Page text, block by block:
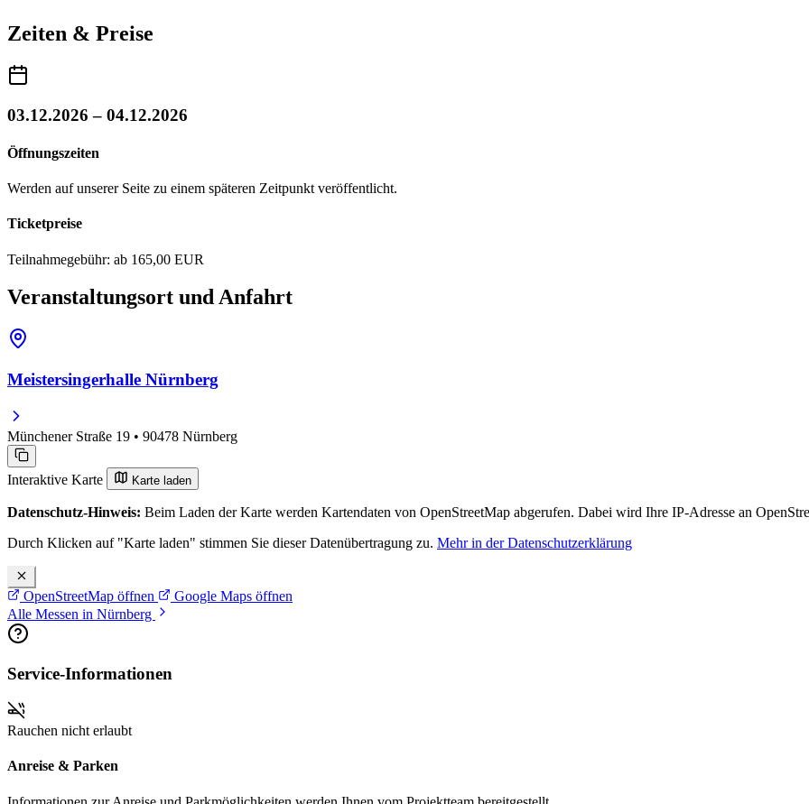
Zeiten & Preise
03.12.2026 – 04.12.2026
Öffnungszeiten
Werden auf unserer Seite zu einem späteren Zeitpunkt veröffentlicht.
Ticketpreise
Teilnahmegebühr: ab 165,00 EUR
Veranstaltungsort und Anfahrt
Meistersingerhalle Nürnberg
Münchener Straße 19 • 90478 Nürnberg
Interaktive Karte Karte laden
Datenschutz-Hinweis: Beim Laden der Karte werden Kartendaten von OpenStreetMap abgerufen. Dabei wird Ihre IP-Adresse an
Durch Klicken auf "Karte laden" stimmen Sie dieser Datenübertragung zu. Mehr in der Datenschutzerklärung
OpenStreetMap öffnen
Google Maps öffnen
Alle Messen in Nürnberg
Service-Informationen
Rauchen nicht erlaubt
Anreise & Parken